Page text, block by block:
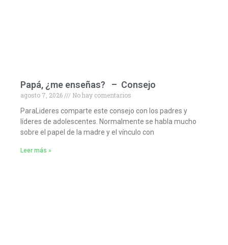
Papá, ¿me enseñas? – Consejo
agosto 7, 2026
No hay comentarios
ParaLideres comparte este consejo con los padres y
líderes de adolescentes. Normalmente se habla mucho
sobre el papel de la madre y el vínculo con
Leer más »